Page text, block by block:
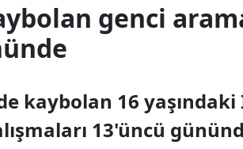
genci
kaybolan 16
13'üncü